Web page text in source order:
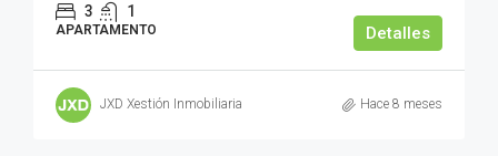
3 1
APARTAMENTO Detalles
JXD Xestión Inmobiliaria Hace 8 meses